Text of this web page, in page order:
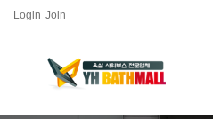
Login Join